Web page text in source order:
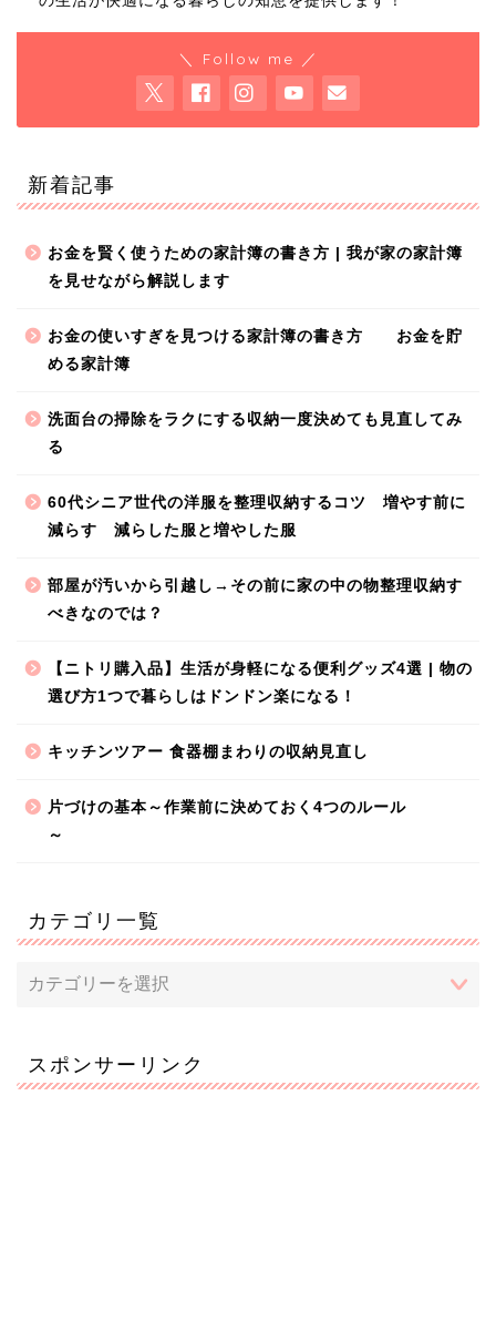
＼ Follow me ／
新着記事
お金を賢く使うための家計簿の書き方 | 我が家の家計簿
を見せながら解説します
お金の使いすぎを見つける家計簿の書き方 お金を貯
める家計簿
洗面台の掃除をラクにする収納一度決めても見直してみ
る
60代シニア世代の洋服を整理収納するコツ 増やす前に
減らす 減らした服と増やした服
部屋が汚いから引越し→その前に家の中の物整理収納す
べきなのでは？
【ニトリ購入品】生活が身軽になる便利グッズ4選 | 物の
選び方1つで暮らしはドンドン楽になる！
キッチンツアー 食器棚まわりの収納見直し
片づけの基本～作業前に決めておく4つのルール
～
カテゴリ一覧
スポンサーリンク